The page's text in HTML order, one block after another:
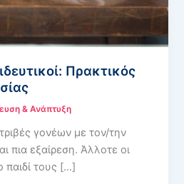
Πρακτικός
& Ανάπτυξη
γονέων με τον/την
πια εξαίρεση. Άλλοτε οι
παιδί τους […]